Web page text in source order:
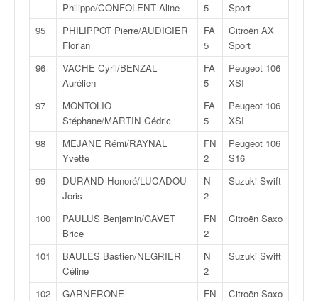
Philippe/CONFOLENT Aline
5
Sport
95
PHILIPPOT Pierre/AUDIGIER
Florian
FA
5
Citroën AX
Sport
96
VACHE Cyril/BENZAL
Aurélien
FA
5
Peugeot 106
XSI
97
MONTOLIO
Stéphane/MARTIN Cédric
FA
5
Peugeot 106
XSI
98
MEJANE Rémi/RAYNAL
Yvette
FN
2
Peugeot 106
S16
99
DURAND Honoré/LUCADOU
Joris
N
2
Suzuki Swift
100
PAULUS Benjamin/GAVET
Brice
FN
2
Citroën Saxo
101
BAULES Bastien/NEGRIER
Céline
N
2
Suzuki Swift
102
GARNERONE
FN
Citroën Saxo